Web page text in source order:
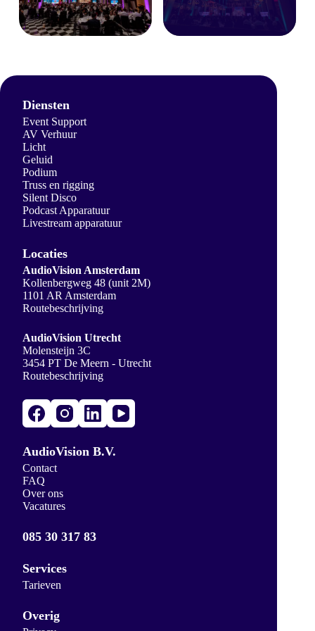
Diensten
Event Support
AV Verhuur
Licht
Geluid
Podium
Truss en rigging
Silent Disco
Podcast Apparatuur
Livestream apparatuur
Locaties
AudioVision Amsterdam
Kollenbergweg 48 (unit 2M)
1101 AR Amsterdam
Routebeschrijving
AudioVision Utrecht
Molensteijn 3C
3454 PT De Meern - Utrecht
Routebeschrijving
AudioVision B.V.
Contact
FAQ
Over ons
Vacatures
085 30 317 83
Services
Tarieven
Overig